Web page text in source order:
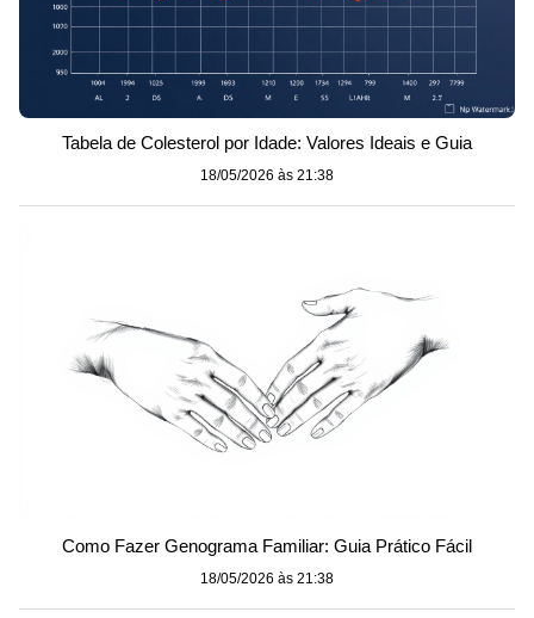
Tabela de Colesterol por Idade: Valores Ideais e Guia
18/05/2026 às 21:38
Como Fazer Genograma Familiar: Guia Prático Fácil
18/05/2026 às 21:38